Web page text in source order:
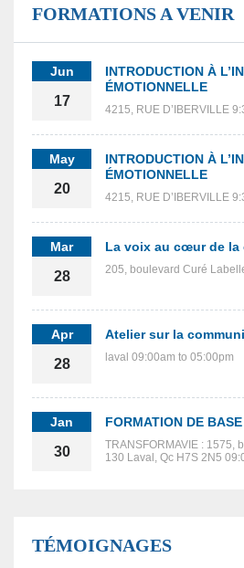
FORMATIONS A VENIR
Jun
17
INTRODUCTION À
ÉMOTIONNELLE
4215, RUE D’IBERVILLE
May
20
INTRODUCTION À
ÉMOTIONNELLE
4215, RUE D’IBERVILLE
Mar
28
La voix au cœur de la
205, boulevard Curé
Apr
28
Atelier sur la
laval 09:00am to 05:00pm
Jan
30
FORMATION DE
TRANSFORMAVIE : 1575,
130 Laval, Qc H7S 2N5
TÉMOIGNAGES